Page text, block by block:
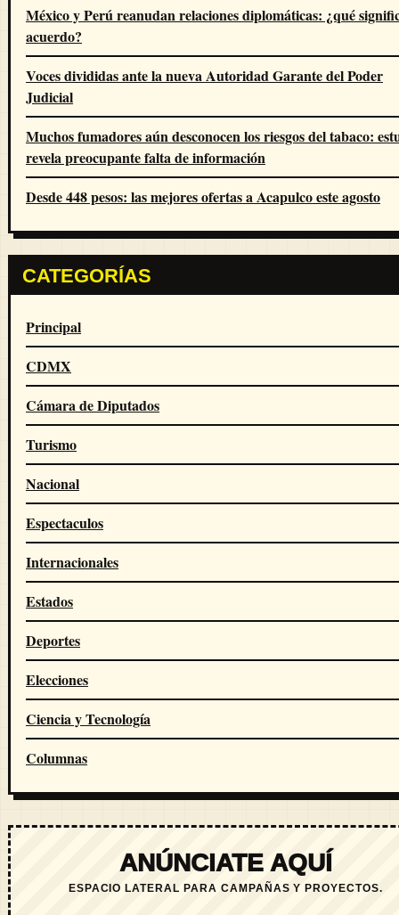
México y Perú reanudan relaciones diplomáticas: ¿qué
acuerdo?
Voces divididas ante la nueva Autoridad Garante del Poder
Judicial
Muchos fumadores aún desconocen los riesgos del tabaco:
revela preocupante falta de información
Desde 448 pesos: las mejores ofertas a Acapulco este agosto
CATEGORÍAS
Principal
CDMX
Cámara de Diputados
Turismo
Nacional
Espectaculos
Internacionales
Estados
Deportes
Elecciones
Ciencia y Tecnología
Columnas
ANÚNCIATE AQUÍ
ESPACIO LATERAL PARA CAMPAÑAS Y PROYECTOS.